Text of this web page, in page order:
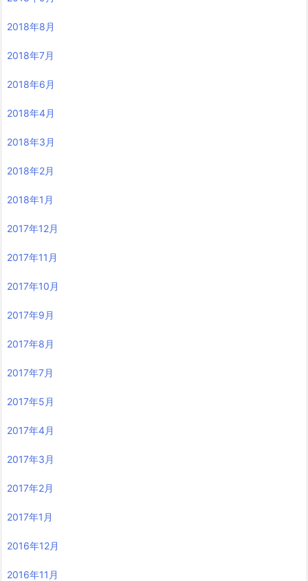
2018年8月
2018年7月
2018年6月
2018年4月
2018年3月
2018年2月
2018年1月
2017年12月
2017年11月
2017年10月
2017年9月
2017年8月
2017年7月
2017年5月
2017年4月
2017年3月
2017年2月
2017年1月
2016年12月
2016年11月